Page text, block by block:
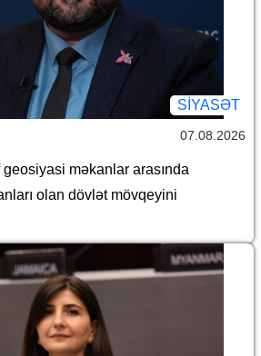
SİYASƏT
07.08.2026
məkanlar arasında
olan dövlət mövqeyini